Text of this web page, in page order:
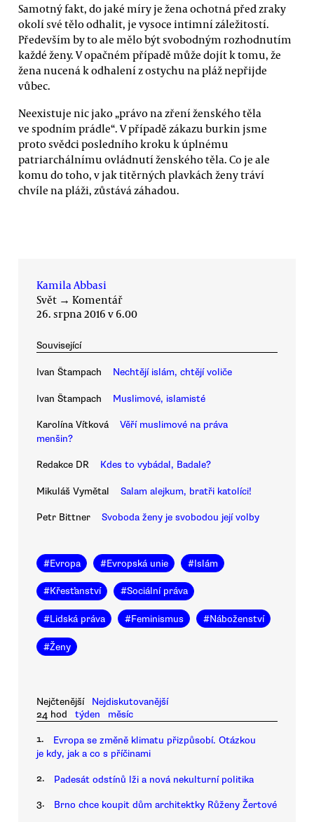
Samotný fakt, do jaké míry je žena ochotná před zraky
okolí své tělo odhalit, je vysoce intimní záležitostí.
Především by to ale mělo být svobodným rozhodnutím
každé ženy. V opačném případě může dojít k tomu, že
žena nucená k odhalení z ostychu na pláž nepřijde
vůbec.
Neexistuje nic jako „právo na zření ženského těla
ve spodním prádle“. V případě zákazu burkin jsme
proto svědci posledního kroku k úplnému
patriarchálnímu ovládnutí ženského těla. Co je ale
komu do toho, v jak titěrných plavkách ženy tráví
chvíle na pláži, zůstává záhadou.
Kamila Abbasi
Svět → Komentář
26. srpna 2016 v 6.00
Související
Ivan Štampach Nechtějí islám, chtějí voliče
Ivan Štampach Muslimové, islamisté
Karolína Vítková
Věří muslimové na práva
menšin?
Redakce DR Kdes to vybádal, Badale?
Mikuláš Vymětal Salam alejkum, bratři katolíci!
Petr Bittner Svoboda ženy je svobodou její volby
#Evropa #Evropská unie #Islám
#Křesťanství #Sociální práva
#Lidská práva #Feminismus #Náboženství
#Ženy
Nejčtenější
Nejdiskutovanější
24 hod
týden měsíc
1.
Evropa se změně klimatu přizpůsobí. Otázkou
je kdy, jak a co s příčinami
2. Padesát odstínů lži a nová nekulturní politika
3. Brno chce koupit dům architektky Růženy Žertové